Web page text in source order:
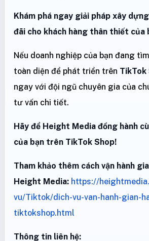
Khám phá ngay giải pháp xây
đãi cho khách hàng thân thiết của
Nếu doanh nghiệp của bạn đang
toàn diện để phát triển trên TikTok
ngay với đội ngũ chuyên gia của
tư vấn chi tiết.
Hãy để Height Media đồng hành
của bạn trên TikTok Shop!
Tham khảo thêm cách vận hành
Height Media: https://
vu/Tiktok/dich-vu-van-hanh-gian-
tiktokshop.html
Thông tin liên hệ: